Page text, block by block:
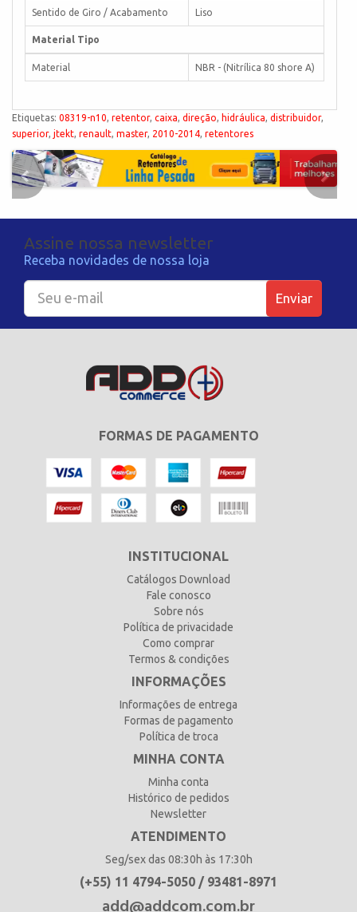
Sentido de Giro / Acabamento Liso
Material Tipo
Material NBR - (Nitrílica 80 shore A)
Etiquetas: 08319-n10, retentor, caixa, direção, hidráulica, distribuidor,
superior, jtekt, renault, master, 2010-2014, retentores
Assine nossa newsletter
Receba novidades de nossa loja
Enviar
FORMAS DE PAGAMENTO
INSTITUCIONAL
Catálogos Download
Fale conosco
Sobre nós
Política de privacidade
Como comprar
Termos & condições
INFORMAÇÕES
Informações de entrega
Formas de pagamento
Política de troca
MINHA CONTA
Minha conta
Histórico de pedidos
Newsletter
ATENDIMENTO
Seg/sex das 08:30h às 17:30h
(+55) 11 4794-5050 / 93481-8971